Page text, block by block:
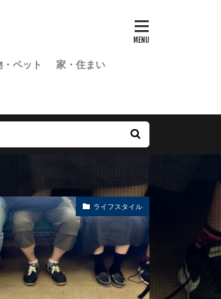
ペット
家・住まい
ライフスタイル